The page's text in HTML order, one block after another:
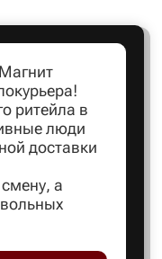
Артем
ритейла в
люди
доставки
а